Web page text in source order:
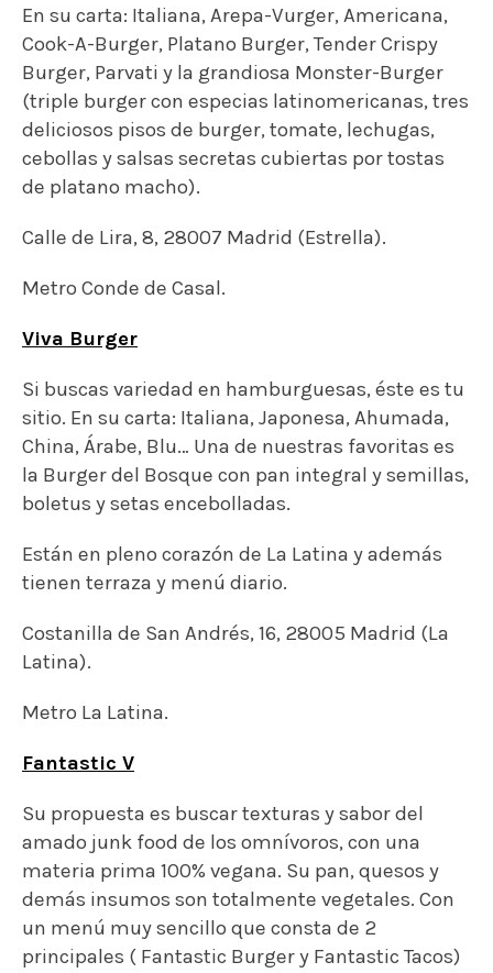
Viva Burger
Si buscas variedad en hamburguesas, éste es tu
sitio. En su carta: Italiana, Japonesa, Ahumada,
China, Árabe, Blu… Una de nuestras favoritas es
la Burger del Bosque con pan integral y semillas,
boletus y setas encebolladas.
tienen terraza y menú diario.
Costanilla de San Andrés, 16, 28005 Madrid (La
Metro La Latina.
Fantastic V
Su propuesta es buscar texturas y sabor del
amado junk food de los omnívoros, con una
materia prima 100% vegana. Su pan, quesos y
demás insumos son totalmente vegetales. Con
un menú muy sencillo que consta de 2
principales ( Fantastic Burger y Fantastic Tacos)
y Mazorca de Maíz) crean el guilty pleasure de
(Lavapiés).
Metro Tribunal.
Skyline DinerCerrado